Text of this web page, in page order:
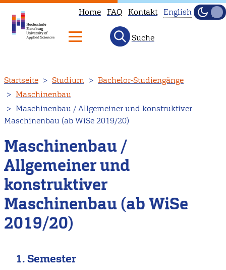
zum
Inhalt
Home FAQ Kontakt
not
in
main
page
English
Hell
Suche
Startseite Studium
Bachelor-Studiengänge
Maschinenbau
Maschinenbau / Allgemeiner und konstruktiver
Maschinenbau (ab WiSe 2019/20)
Maschinenbau /
Allgemeiner und
konstruktiver
Maschinenbau (ab WiSe
2019/20)
1. Semester